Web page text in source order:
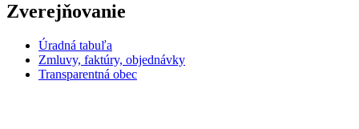
Zverejňovanie
Úradná tabuľa
Zmluvy, faktúry, objednávky
Transparentná obec